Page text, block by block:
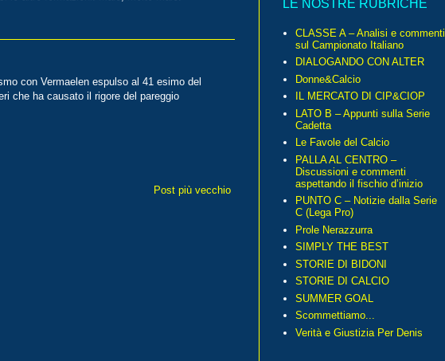
con Vermaelen espulso al 41 esimo del
che ha causato il rigore del pareggio
Post più vecchio
LE NOSTRE RUBRICHE
CLASSE A – Analisi e commenti
sul Campionato Italiano
DIALOGANDO CON ALTER
Donne&Calcio
IL MERCATO DI CIP&CIOP
LATO B – Appunti sulla Serie
Cadetta
Le Favole del Calcio
PALLA AL CENTRO –
Discussioni e commenti
aspettando il fischio d’inizio
PUNTO C – Notizie dalla Serie
C (Lega Pro)
Prole Nerazzurra
SIMPLY THE BEST
STORIE DI BIDONI
STORIE DI CALCIO
SUMMER GOAL
Scommettiamo...
Verità e Giustizia Per Denis